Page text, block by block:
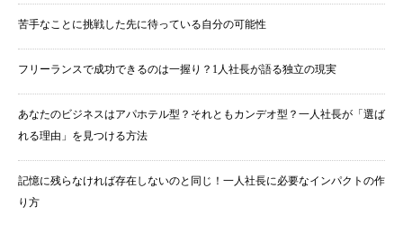
苦手なことに挑戦した先に待っている自分の可能性
フリーランスで成功できるのは一握り？1人社長が語る独立の現実
あなたのビジネスはアパホテル型？それともカンデオ型？一人社長が「選ば
れる理由」を見つける方法
記憶に残らなければ存在しないのと同じ！一人社長に必要なインパクトの作
り方